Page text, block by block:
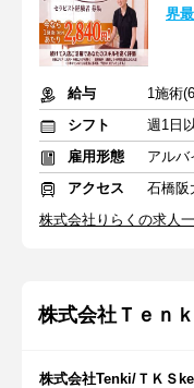
界
給与
1施術
シフト
週1日
雇用形態
アルバ
アクセス
石橋阪
株式会社りらくの求人
株式会社Ｔｅｎｋ
株式会社Tenki/ＴＫＳ